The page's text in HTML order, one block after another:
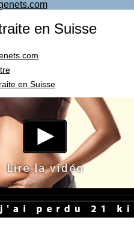
en Suisse
en Suisse